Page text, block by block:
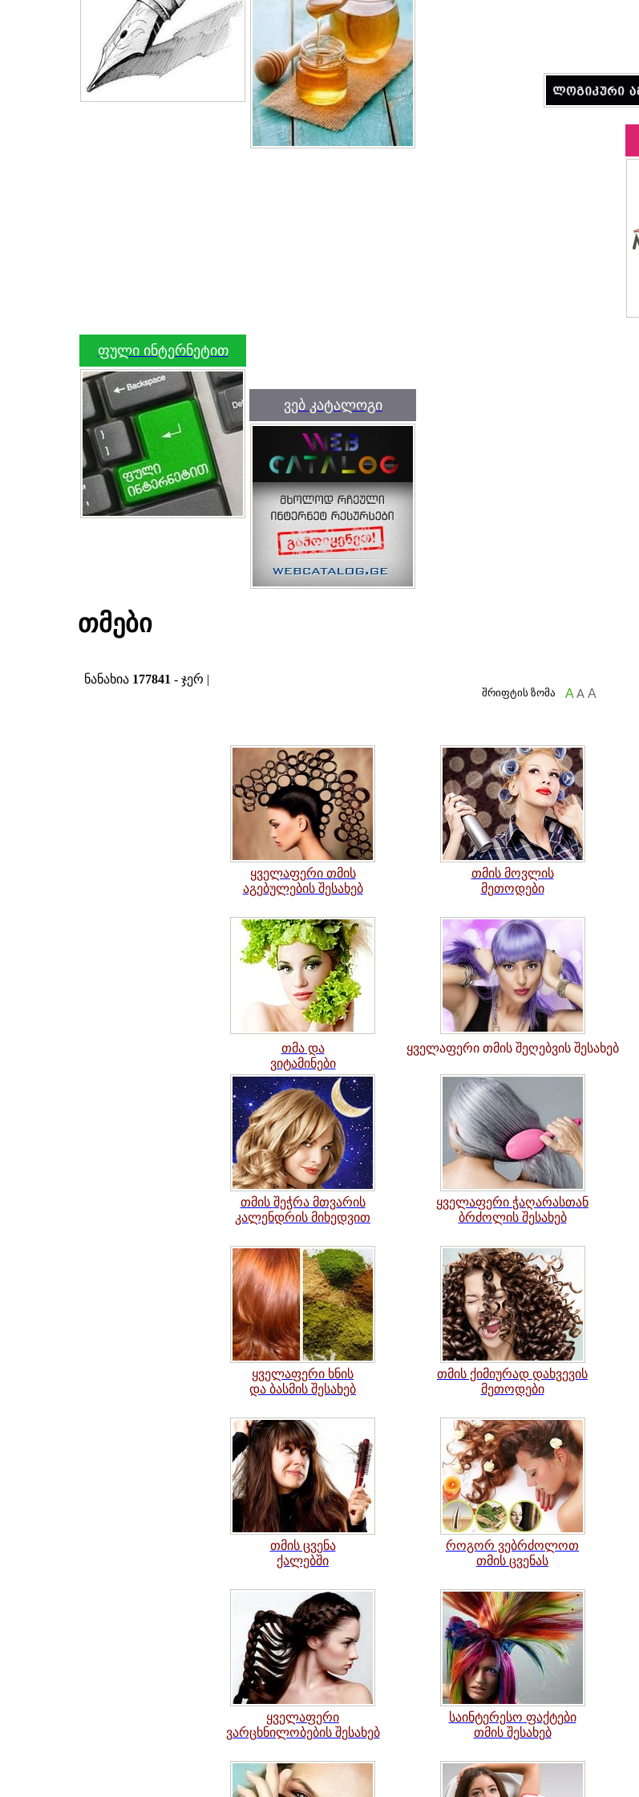
ფული ინტერნეტით
ვებ კატალოგი
თმები
ნანახია 177841 - ჯერ |
შრიფტის ზომა A A A
ყველაფერი თმის
აგებულების შესახებ
თმის მოვლის
მეთოდები
თმა და
ვიტამინები
ყველაფერი თმის შეღებვის შესახებ
თმის შეჭრა მთვარის
კალენდრის მიხედვით
ყველაფერი ჭაღარასთან
ბრძოლის შესახებ
ყველაფერი ხნის
და ბასმის შესახებ
თმის ქიმიურად დახვევის
მეთოდები
თმის ცვენა
ქალებში
როგორ ვებრძოლოთ
თმის ცვენას
ყველაფერი
ვარცხნილობების შესახებ
საინტერესო ფაქტები
თმის შესახებ